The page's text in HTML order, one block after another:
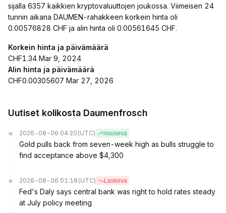
sijalla 6357 kaikkien kryptovaluuttojen joukossa. Viimeisen 24
tunnin aikana DAUMEN-rahakkeen korkein hinta oli
0.00576828 CHF ja alin hinta oli 0.00561645 CHF.
Korkein hinta ja päivämäärä
CHF1.34 Mar 9, 2024
Alin hinta ja päivämäärä
CHF0.00305607 Mar 27, 2026
Uutiset kolikosta Daumenfrosch
2026-08-06 04:20 (UTC) nouseva
Gold pulls back from seven-week high as bulls struggle to
find acceptance above $4,300
2026-08-06 01:18 (UTC) Laskeva
Fed's Daly says central bank was right to hold rates steady
at July policy meeting